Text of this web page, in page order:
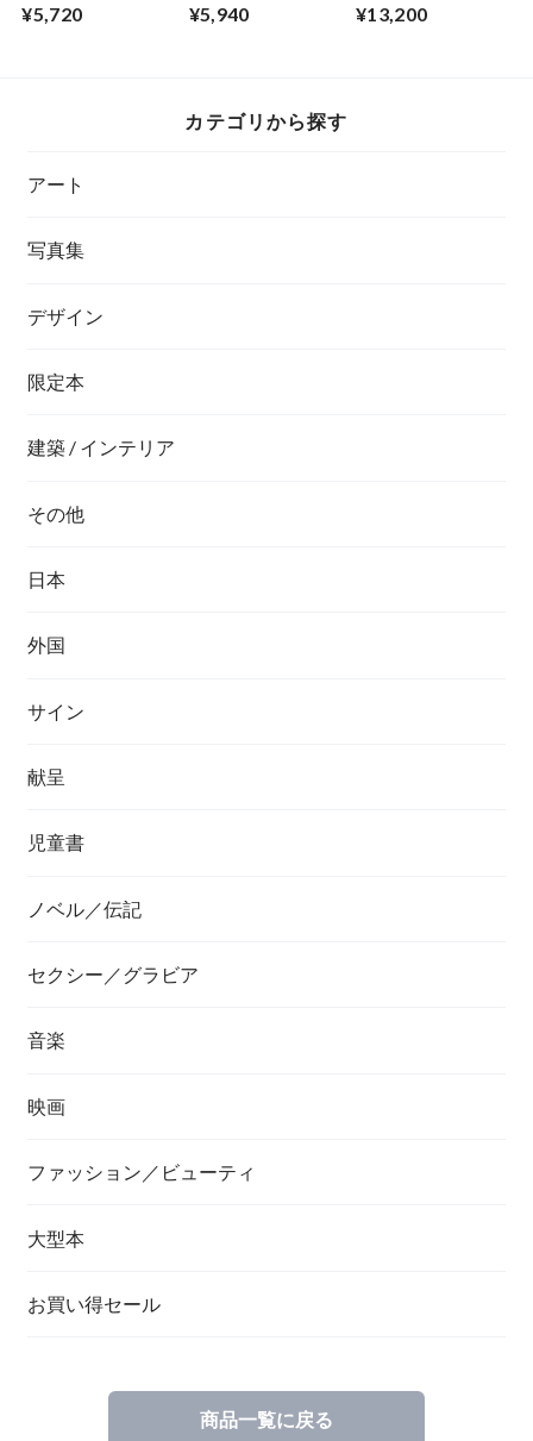
2
¥5,720
イ特別編集
¥5,940 ¥13,200
カテゴリから探す
アート
写真集
デザイン
限定本
建築 / インテリア
その他
日本
外国
サイン
献呈
児童書
ノベル／伝記
セクシー／グラビア
音楽
映画
ファッション／ビューティ
大型本
お買い得セール
商品一覧に戻る